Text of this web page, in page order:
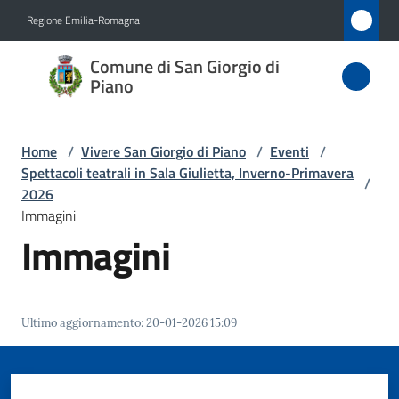
Regione Emilia-Romagna
Comune di San Giorgio di
Piano
Comune
di San
di Piano
Amministrazione
Novità
Servizi
Home / Vivere San Giorgio di Piano / Eventi /
Spettacoli teatrali in Sala Giulietta, Inverno-Primavera
2026
/
Immagini
Immagini
Ultimo aggiornamento:20-01-2026 15:09